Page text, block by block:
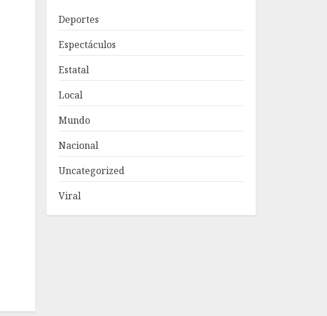
Deportes
Espectáculos
Estatal
Local
Mundo
Nacional
Uncategorized
Viral